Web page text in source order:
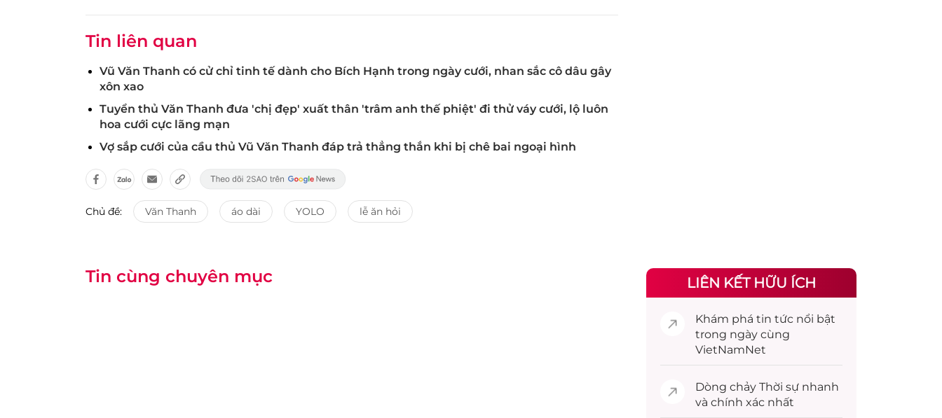
Tin liên quan
Vũ Văn Thanh có cử chỉ tinh tế dành cho Bích Hạnh trong ngày cưới, nhan sắc cô dâu gây
xôn xao
Tuyển thủ Văn Thanh đưa 'chị đẹp' xuất thân 'trâm anh thế phiệt' đi thử váy cưới, lộ luôn
hoa cưới cực lãng mạn
Vợ sắp cưới của cầu thủ Vũ Văn Thanh đáp trả thẳng thắn khi bị chê bai ngoại hình
Chủ đề: Văn Thanh áo dài YOLO lễ ăn hỏi
Tin cùng chuyên mục LIÊN KẾT HỮU ÍCH
Khám phá tin tức nổi bật
trong ngày cùng
VietNamNet
Dòng chảy Thời sự nhanh
và chính xác nhất